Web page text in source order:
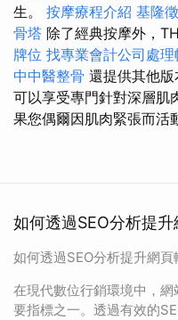
生。 按摩療程介紹 基隆
骨塔 除了經典按摩外，
牌位 找專業會計公司處理
中中醫整骨 還提供其他版
可以享受專門針對深層肌
果您偶爾因肌肉緊張而活
如何透過SEO分析提
如何透過SEO分析提升網
在現代數位行銷環境中，
要指標之一。透過有效的